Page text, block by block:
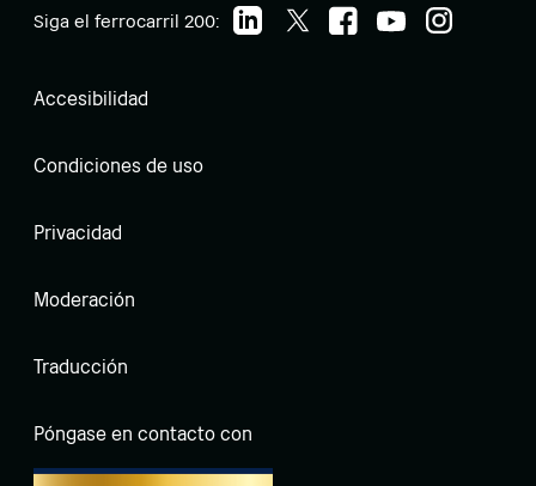
Siga el ferrocarril 200:
Accesibilidad
Condiciones de uso
Privacidad
Moderación
Traducción
Póngase en contacto con